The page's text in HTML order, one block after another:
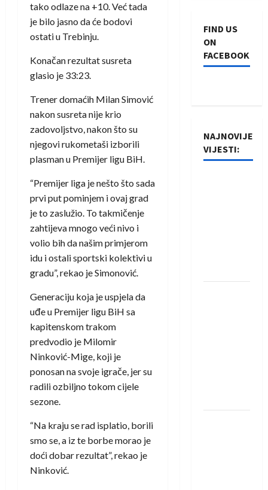
tako odlaze na +10. Već tada
je bilo jasno da će bodovi
ostati u Trebinju.
Konačan rezultat susreta
glasio je 33:23.
Trener domaćih Milan Simović
nakon susreta nije krio
zadovoljstvo, nakon što su
njegovi rukometaši izborili
plasman u Premijer ligu BiH.
“Premijer liga je nešto što sada
prvi put pominjem i ovaj grad
je to zaslužio. To takmičenje
zahtijeva mnogo veći nivo i
volio bih da našim primjerom
idu i ostali sportski kolektivi u
gradu”, rekao je Simonović.
Generaciju koja je uspjela da
uđe u Premijer ligu BiH sa
kapitenskom trakom
predvodio je Milomir
Ninković-Mige, koji je
ponosan na svoje igrače, jer su
radili ozbiljno tokom cijele
sezone.
“Na kraju se rad isplatio, borili
smo se, a iz te borbe morao je
doći dobar rezultat”, rekao je
Ninković.
FIND US
ON
FACEBOOK
NAJNOVIJE
VIJESTI: